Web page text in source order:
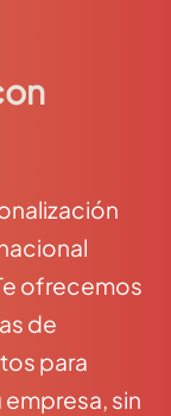
ofrecemos
de
para
sin